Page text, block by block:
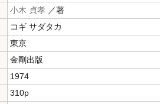
小木 貞孝 ／著
コギ サダタカ
東京
金剛出版
1974
310p